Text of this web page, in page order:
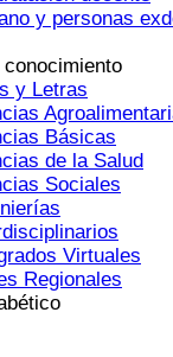
y personas
y Letras
Básicas
de la Salud
Sociales
Virtuales
Regionales